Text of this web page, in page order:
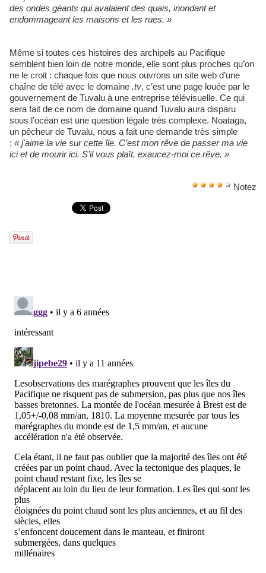
des ondes géants qui avalaient des quais, inondant et
endommageant les maisons et les rues. »
Même si toutes ces histoires des archipels au Pacifique
semblent bien loin de notre monde, elle sont plus proches qu’on
ne le croit : chaque fois que nous ouvrons un site web d’une
chaîne de télé avec le domaine .tv, c’est une page louée par le
gouvernement de Tuvalu à une entreprise télévisuelle. Ce qui
sera fait de ce nom de domaine quand Tuvalu aura disparu
sous l’océan est une question légale très complexe. Noataga,
un pêcheur de Tuvalu, nous a fait une demande très simple
: « j'aime la vie sur cette île. C’est mon rêve de passer ma vie
ici et de mourir ici. S’il vous plaît, exaucez-moi ce rêve. »
Notez